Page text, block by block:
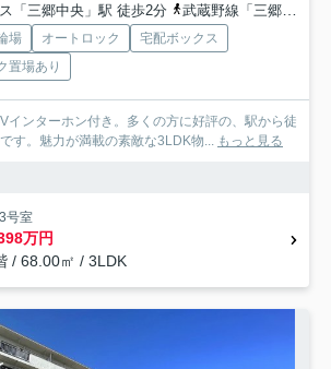
「三郷中央」駅 徒歩2分
武蔵野線「三郷」駅 徒歩36分
場 オートロック
宅配ボックス
置場あり
インターホン付き。多くの方に好評の、駅から徒
す。魅力が満載の素敵な3LDK物...
もっと見る
号室
万円
/ 68.00㎡ / 3LDK